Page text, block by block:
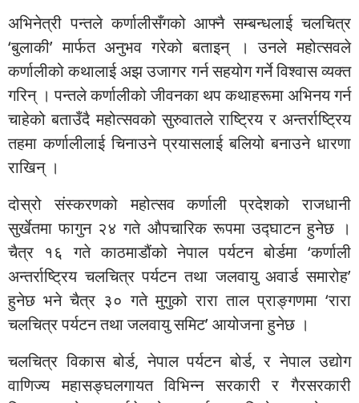
अभिनेत्री पन्तले कर्णालीसँगको आफ्नै सम्बन्धलाई चलचित्र
‘बुलाकी’ मार्फत अनुभव गरेको बताइन् । उनले महोत्सवले
कर्णालीको कथालाई अझ उजागर गर्न सहयोग गर्ने विश्वास व्यक्त
गरिन् । पन्तले कर्णालीको जीवनका थप कथाहरूमा अभिनय गर्न
चाहेको बताउँदै महोत्सवको सुरुवातले राष्ट्रिय र अन्तर्राष्ट्रिय
तहमा कर्णालीलाई चिनाउने प्रयासलाई बलियो बनाउने धारणा
राखिन् ।
दोस्रो संस्करणको महोत्सव कर्णाली प्रदेशको राजधानी
सुर्खेतमा फागुन २४ गते औपचारिक रूपमा उद्घाटन हुनेछ ।
चैत्र १६ गते काठमाडौंको नेपाल पर्यटन बोर्डमा ‘कर्णाली
अन्तर्राष्ट्रिय चलचित्र पर्यटन तथा जलवायु अवार्ड समारोह’
हुनेछ भने चैत्र ३० गते मुगुको रारा ताल प्राङ्गणमा ‘रारा
चलचित्र पर्यटन तथा जलवायु समिट’ आयोजना हुनेछ ।
चलचित्र विकास बोर्ड, नेपाल पर्यटन बोर्ड, र नेपाल उद्योग
वाणिज्य महासङ्घलगायत विभिन्न सरकारी र गैरसरकारी